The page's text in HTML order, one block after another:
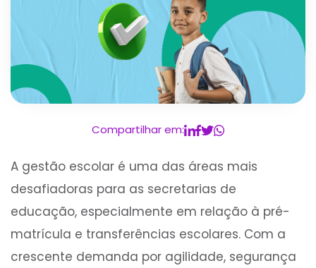
Compartilhar em:
A gestão escolar é uma das áreas mais
desafiadoras para as secretarias de
educação, especialmente em relação à pré-
matrícula e transferências escolares. Com a
crescente demanda por agilidade, segurança